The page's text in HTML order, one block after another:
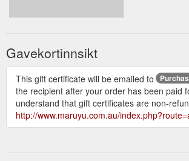
Gavekortinnsikt
This gift certificate will be emailed to
the recipient after your order has been paid
understand that gift certificates are non-
http://www.maruyu.com.au/